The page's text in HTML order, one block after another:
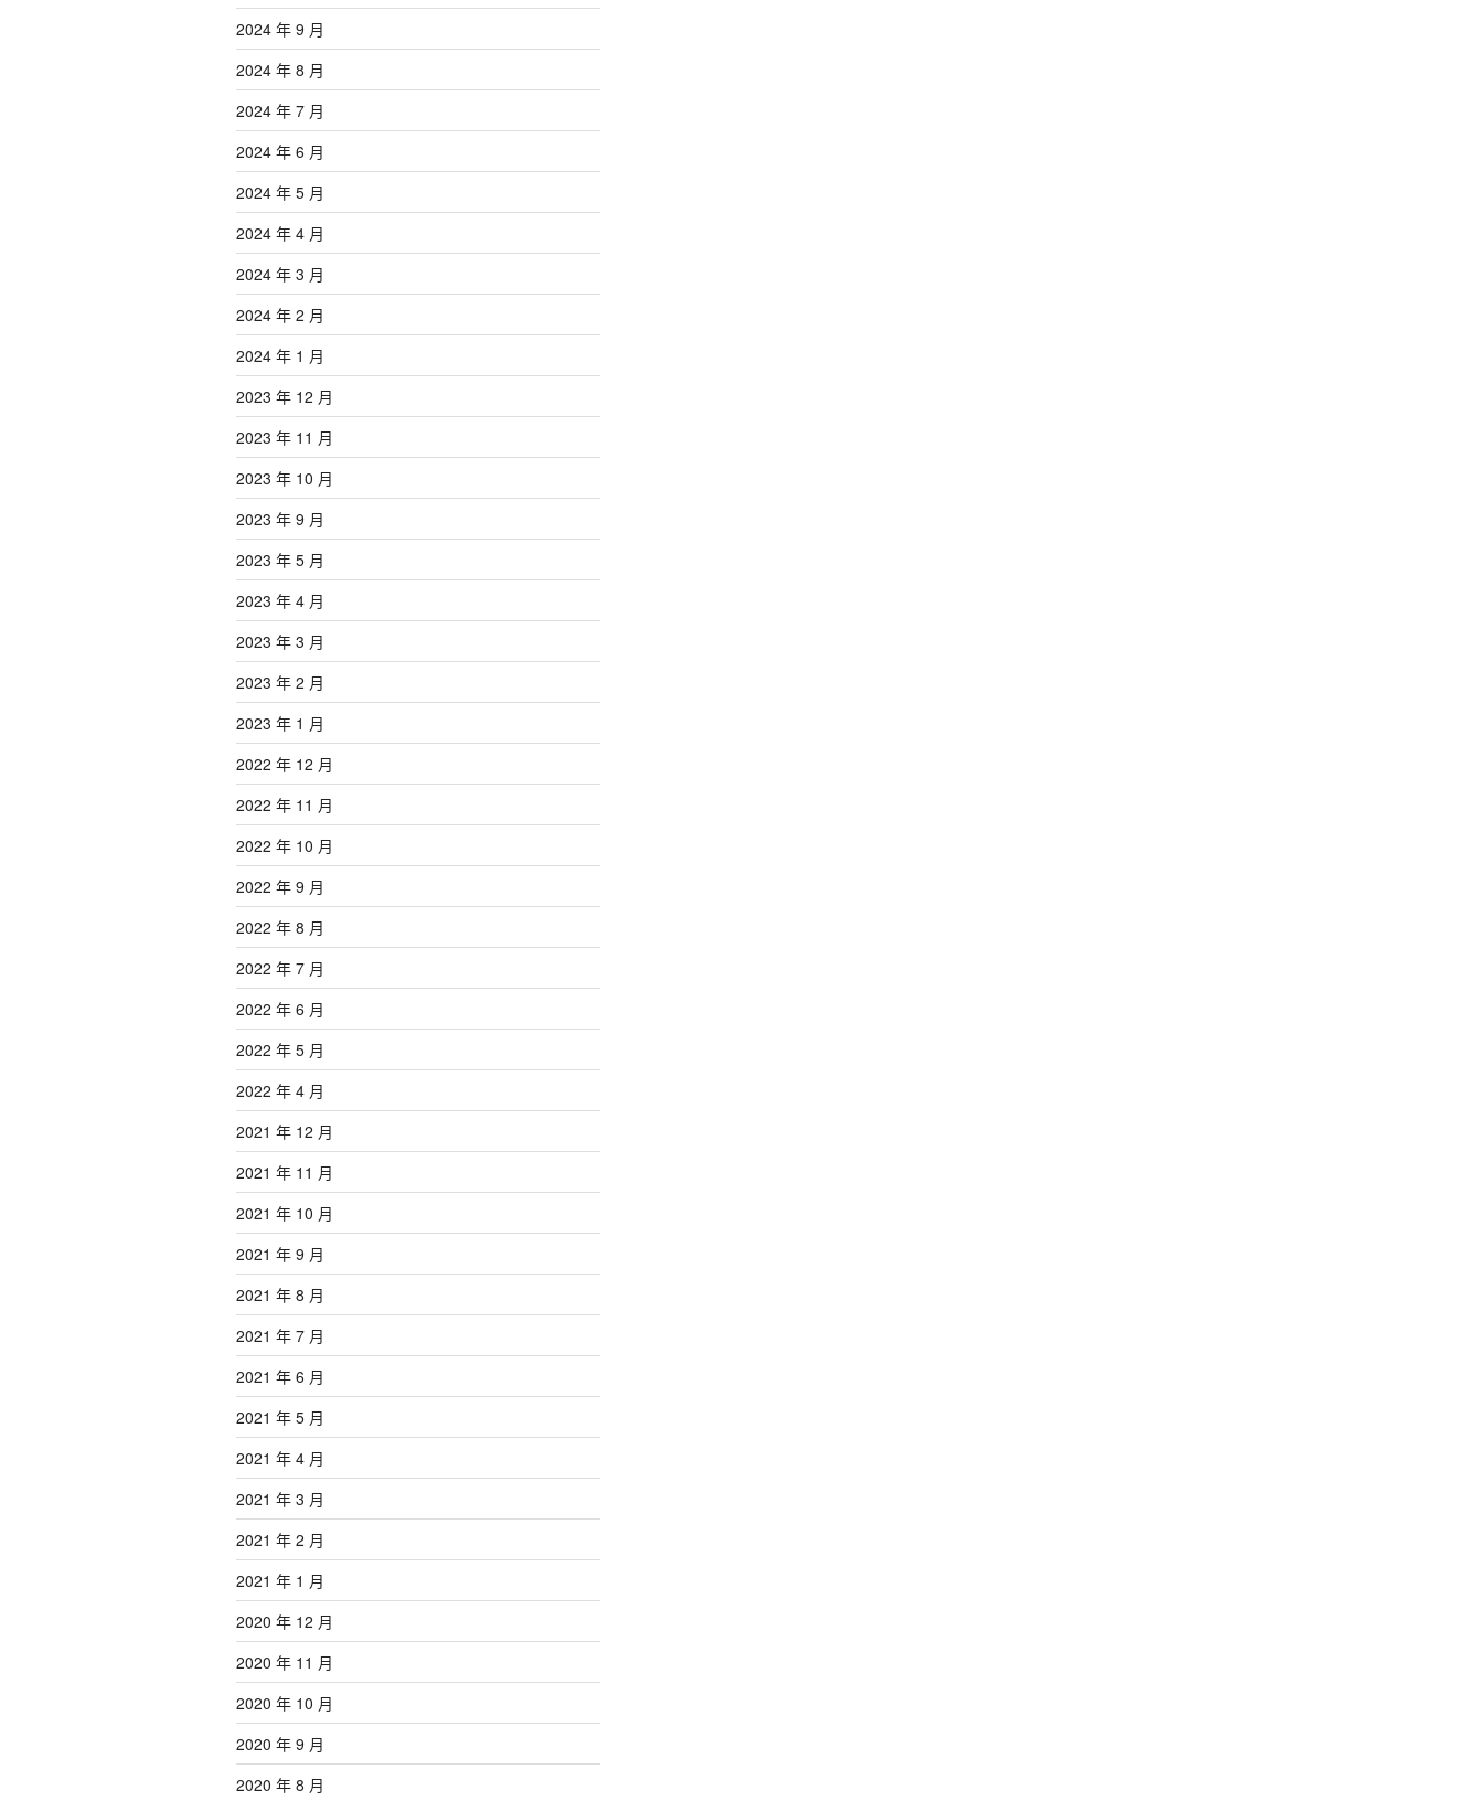
2024 年 9 月
2024 年 8 月
2024 年 7 月
2024 年 6 月
2024 年 5 月
2024 年 4 月
2024 年 3 月
2024 年 2 月
2024 年 1 月
2023 年 12 月
2023 年 11 月
2023 年 10 月
2023 年 9 月
2023 年 5 月
2023 年 4 月
2023 年 3 月
2023 年 2 月
2023 年 1 月
2022 年 12 月
2022 年 11 月
2022 年 10 月
2022 年 9 月
2022 年 8 月
2022 年 7 月
2022 年 6 月
2022 年 5 月
2022 年 4 月
2021 年 12 月
2021 年 11 月
2021 年 10 月
2021 年 9 月
2021 年 8 月
2021 年 7 月
2021 年 6 月
2021 年 5 月
2021 年 4 月
2021 年 3 月
2021 年 2 月
2021 年 1 月
2020 年 12 月
2020 年 11 月
2020 年 10 月
2020 年 9 月
2020 年 8 月